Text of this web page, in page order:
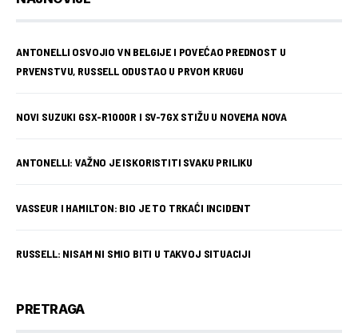
ANTONELLI OSVOJIO VN BELGIJE I POVEĆAO PREDNOST U
PRVENSTVU, RUSSELL ODUSTAO U PRVOM KRUGU
NOVI SUZUKI GSX-R1000R I SV-7GX STIŽU U NOVEMA NOVA
ANTONELLI: VAŽNO JE ISKORISTITI SVAKU PRILIKU
VASSEUR I HAMILTON: BIO JE TO TRKAĆI INCIDENT
RUSSELL: NISAM NI SMIO BITI U TAKVOJ SITUACIJI
PRETRAGA